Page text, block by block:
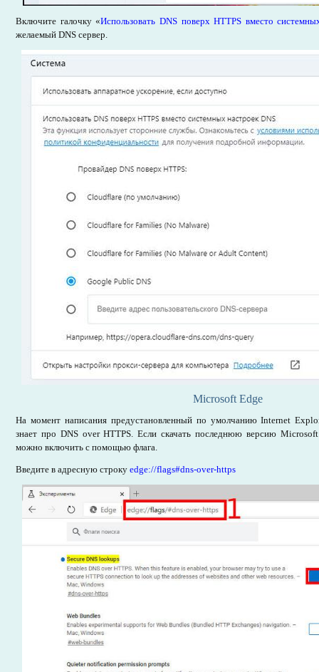
Включите галочку «Использовать DNS поверх HTTPS вместо
желаемый DNS сервер.
Microsoft Edge
На момент написания предустановленный по умолчанию Internet
знает про DNS over HTTPS. Если скачать последнюю версию
можно включить с помощью флага.
Введите в адресную строку edge://flags#dns-over-https